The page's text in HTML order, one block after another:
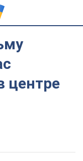
центре